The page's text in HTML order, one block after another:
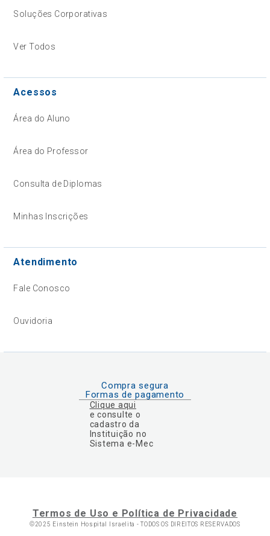
Soluções Corporativas
Ver Todos
Acessos
Área do Aluno
Área do Professor
Consulta de Diplomas
Minhas Inscrições
Atendimento
Fale Conosco
Ouvidoria
Compra segura
Formas de pagamento
Clique aqui
e consulte o
cadastro da
Instituição no
Sistema e-Mec
Termos de Uso e Política de Privacidade
©2025 Einstein Hospital Israelita -TODOS OS DIREITOS RESERVADOS